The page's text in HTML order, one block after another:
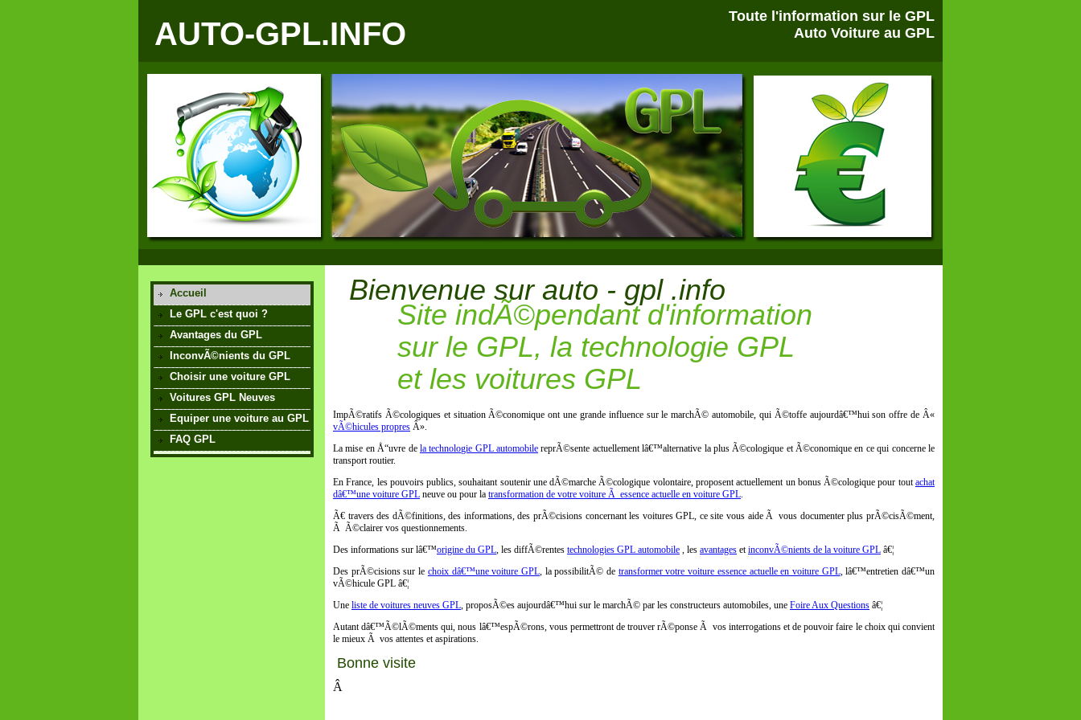
AUTO-GPL.INFO
Toute l'information sur le GPL
Auto Voiture au GPL
Accueil
Le GPL c'est quoi ?
Avantages du GPL
InconvÃ©nients du GPL
Choisir une voiture GPL
Voitures GPL Neuves
Equiper une voiture au GPL
FAQ GPL
Bienvenue sur auto - gpl .info
Site indÃ©pendant d'information
sur le GPL, la technologie GPL
et les voitures GPL
ImpÃ©ratifs Ã©cologiques et situation Ã©conomique ont une grande influence sur le marchÃ© automobile, qui Ã©toffe aujourdâ€™hui son offre de Â«
vÃ©hicules propres Â».
La mise en Å“uvre de la technologie GPL automobile reprÃ©sente actuellement lâ€™alternative la plus Ã©cologique et Ã©conomique en ce qui concerne le
transport routier.
En France, les pouvoirs publics, souhaitant soutenir une dÃ©marche Ã©cologique volontaire, proposent actuellement un bonus Ã©cologique pour toutachat
dâ€™une voiture GPL neuve ou pour la transformation de votre voiture Ã essence actuelle en voiture GPL.
Ã€ travers des dÃ©finitions, des informations, des prÃ©cisions concernant les voitures GPL, ce site vous aide Ã vous documenter plus prÃ©cisÃ©ment,
Ã Ã©clairer vos questionnements.
Des informations sur lâ€™origine du GPL, les diffÃ©rentes technologies GPL automobile , les avantages etinconvÃ©nients de la voiture GPL â€¦
Des prÃ©cisions sur le choix dâ€™une voiture GPL, la possibilitÃ© de transformer votre voiture essence actuelle en voiture GPL, lâ€™entretien dâ€™un
vÃ©hicule GPL â€¦
Une liste de voitures neuves GPL, proposÃ©es aujourdâ€™hui sur le marchÃ© par les constructeurs automobiles, une Foire Aux Questions â€¦
Autant dâ€™Ã©lÃ©ments qui, nous lâ€™espÃ©rons, vous permettront de trouver rÃ©ponse Ã vos interrogations et de pouvoir faire le choix qui convient
le mieux Ã vos attentes et aspirations.
Bonne visite
Â